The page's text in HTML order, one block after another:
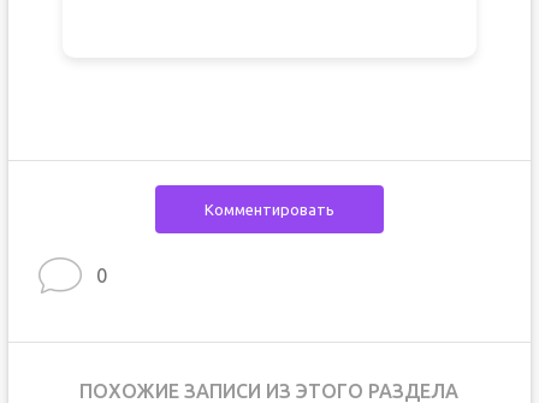
Комментировать
0
ПОХОЖИЕ ЗАПИСИ ИЗ ЭТОГО РАЗДЕЛА